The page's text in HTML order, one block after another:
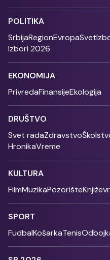
POLITIKA
SrbijaRegionEvropaSvet
Izbori 2026
EKONOMIJA
PrivredaFinansijeEkologija
DRUŠTVO
Svet radaZdravstvo
HronikaVreme
KULTURA
FilmMuzikaPozorište
SPORT
FudbalKošarkaTenis